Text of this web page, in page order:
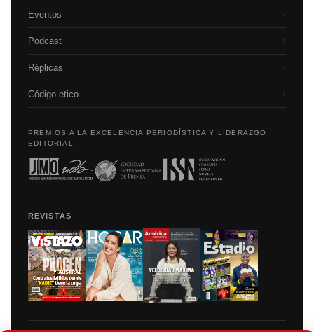
Eventos ›
Podcast ›
Réplicas ›
Código etico ›
PREMIOS A LA EXCELENCIA PERIODÍSTICA Y LIDERAZGO
EDITORIAL
REVISTAS